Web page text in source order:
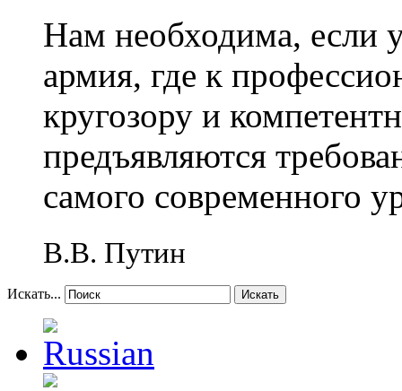
Нам необходима, если
армия, где к
кругозору и
предъявляются
самого современного
В.В. Путин
Искать... Искать